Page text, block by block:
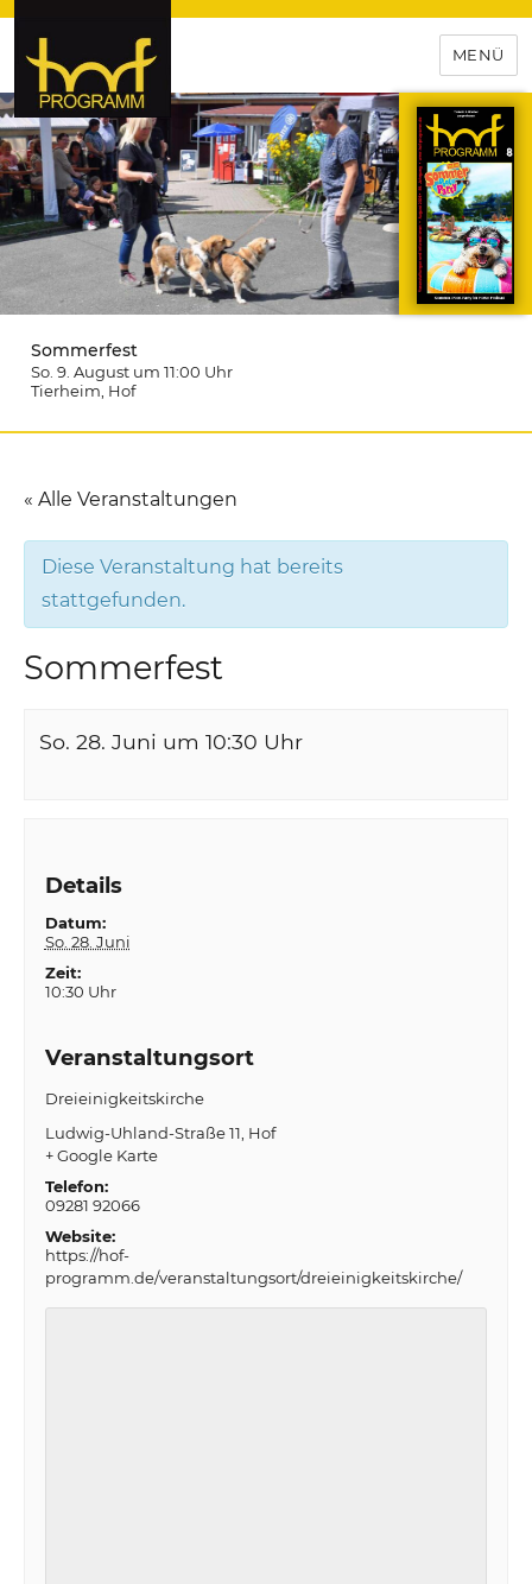
hof-programm – das
Veranstaltungsportal für
Hochfranken
MENÜ
Sommerfest
So. 9. August um 11:00 Uhr
Tierheim , Hof
« Alle Veranstaltungen
Diese Veranstaltung hat bereits
stattgefunden.
Sommerfest
So. 28. Juni um 10:30 Uhr
Details
Datum:
So. 28. Juni
Zeit:
10:30 Uhr
Veranstaltungsort
Dreieinigkeitskirche
Ludwig-Uhland-Straße 11 Hof
+ Google Karte
Telefon:
09281 92066
Website:
https://hof-
programm.de/veranstaltungsort/dreieinigkeitskirche/